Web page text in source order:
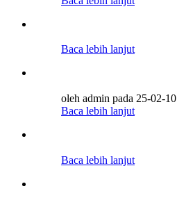
Baca lebih lanjut
oleh admin pada 25-02-10
Baca lebih lanjut
Baca lebih lanjut